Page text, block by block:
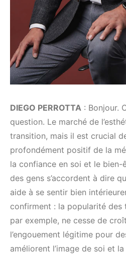
DIEGO PERROTTA : Bonjour.
question. Le marché de
transition, mais il est crucial
profondément positif de la
la confiance en soi et le bien-
des gens s’accordent à dire
aide à se sentir bien
confirment : la popularité des
par exemple, ne cesse de
l’engouement légitime pour
améliorent l’image de soi et